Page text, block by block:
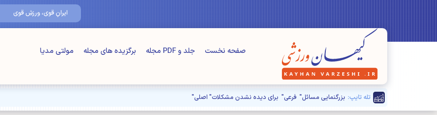
ایرانِ قوی، ورزشِ قوی
صفحه نخست جلد و PDF مجله برگزیده های مجله مولتی مدیا
تله تایپ: